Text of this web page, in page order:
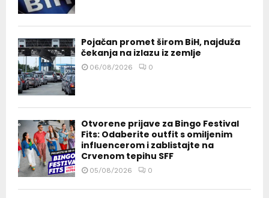
Pojačan promet širom BiH, najduža
čekanja na izlazu iz zemlje
06/08/2026 0
Otvorene prijave za Bingo Festival
Fits: Odaberite outfit s omiljenim
influencerom i zablistajte na
Crvenom tepihu SFF
05/08/2026 0